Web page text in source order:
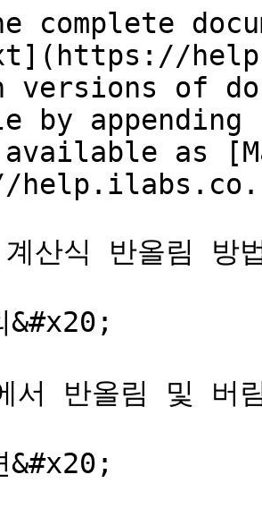
complete
versions of
by
as
산식 반올림 방
&#x20;
서 반올림 및 버